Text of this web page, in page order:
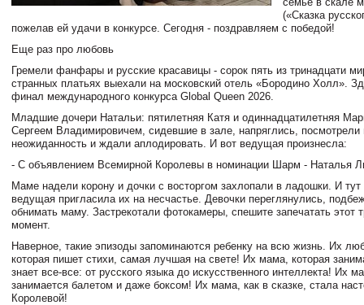
(«Сказка
пожелав ей удачи в конкурсе. Сегодня - поздравляем с победой!
Еще раз про любовь
Гремели фанфары и русские красавицы - сорок пять из тринадцати
странных платьях выехали на московский отель «Бородино Холл».
финал международного конкурса Global Queen 2026.
Младшие дочери Натальи: пятилетняя Катя и одиннадцатилетняя
Сергеем Владимировичем, сидевшие в зале, напряглись, посмотрели
неожиданность и ждали аплодировать. И вот ведущая произнесла:
- С объявлением Всемирной Королевы в номинации Шарм - Наталья
Маме надели корону и дочки с восторгом захлопали в ладошки. И
ведущая пригласила их на несчастье. Девочки переглянулись,
обнимать маму. Застрекотали фотокамеры, спешите запечатать этот
момент.
Наверное, такие эпизоды запоминаются ребенку на всю жизнь. Их
которая пишет стихи, самая лучшая на свете! Их мама, которая
знает все-все: от русского языка до искусственного интеллекта! Их
занимается балетом и даже боксом! Их мама, как в сказке, стала
Королевой!